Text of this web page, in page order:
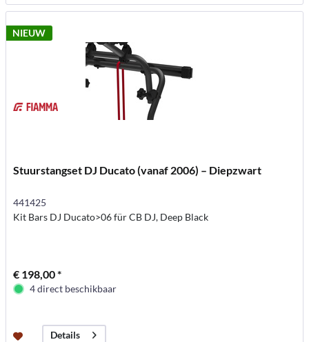
NIEUW
Stuurstangset DJ Ducato (vanaf 2006) – Diepzwart
441425
Kit Bars DJ Ducato>06 für CB DJ, Deep Black
€ 198,00 *
4 direct beschikbaar
Details